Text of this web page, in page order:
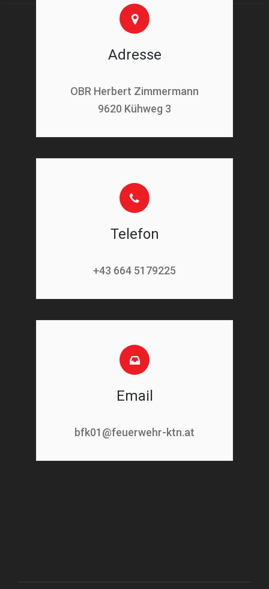
Adresse
OBR Herbert Zimmermann
9620 Kühweg 3
Telefon
+43 664 5179225
Email
bfk01@feuerwehr-ktn.at